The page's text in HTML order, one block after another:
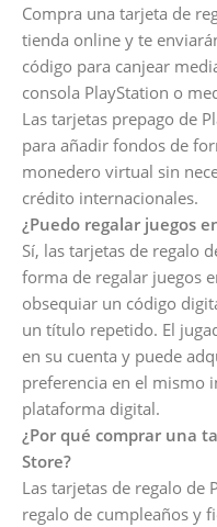
Compra una tarjeta de
tienda online y te
código para canjear
consola PlayStation o
Las tarjetas prepago de
para añadir fondos de
monedero virtual sin
crédito internacionales.
¿Puedo regalar juegos
Sí, las tarjetas de regalo
forma de regalar juegos
obsequiar un código
un título repetido. El
en su cuenta y puede
preferencia en el mismo
plataforma digital.
¿Por qué comprar una
Store?
Las tarjetas de regalo de
regalo de cumpleaños y